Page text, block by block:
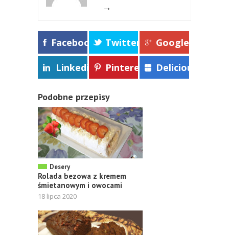
→
Facebook Twitter Google+
Linkedin Pinterest Delicious
Podobne przepisy
Desery
Rolada bezowa z kremem
śmietanowym i owocami
18 lipca 2020